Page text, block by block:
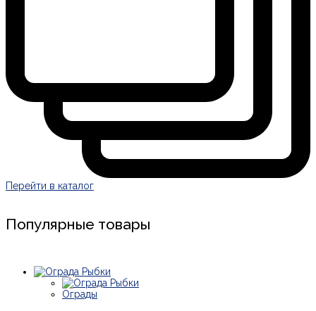
Перейти в каталог
Популярные товары
Ограды